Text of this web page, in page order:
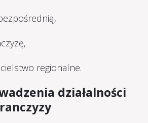
regionalne.
działalności